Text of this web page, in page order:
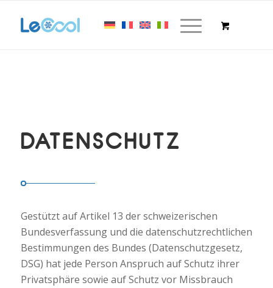
DATENSCHUTZ
Gestützt auf Artikel 13 der schweizerischen
Bundesverfassung und die datenschutzrechtlichen
Bestimmungen des Bundes (Datenschutzgesetz,
DSG) hat jede Person Anspruch auf Schutz ihrer
Privatsphäre sowie auf Schutz vor Missbrauch